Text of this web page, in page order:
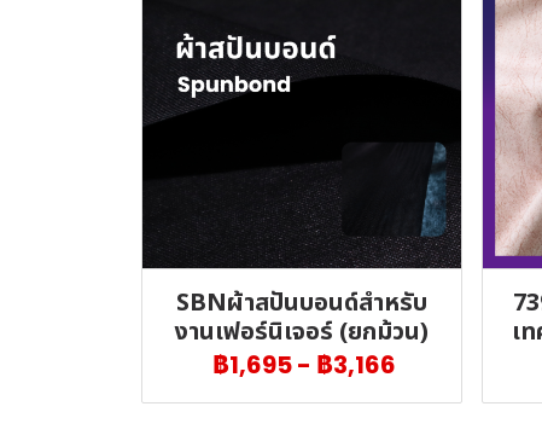
SBNผ้าสปันบอนด์สำหรับ
งานเฟอร์นิเจอร์ (ยกม้วน)
฿1,695- ฿3,166
เ